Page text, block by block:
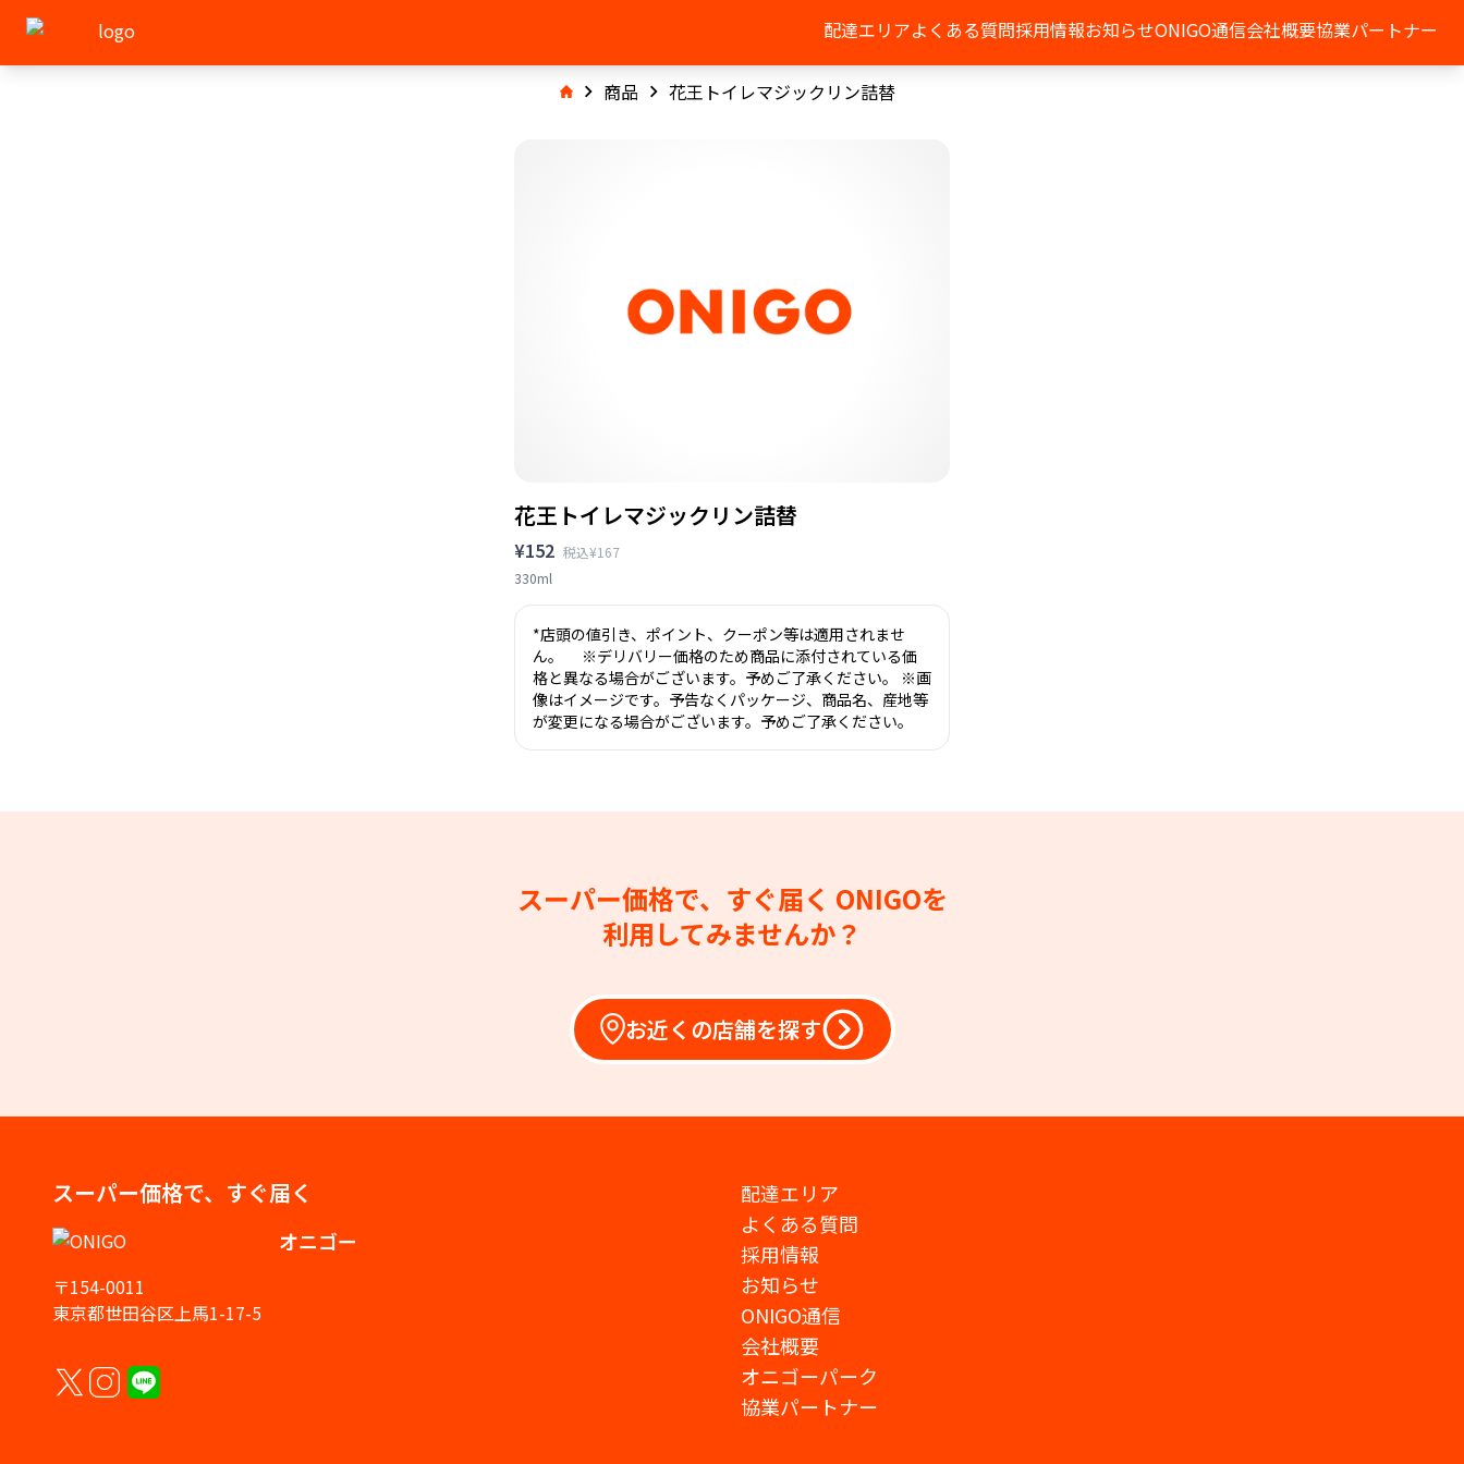
配達エリアよくある質問採用情報お知らせONIGO通信会社概要協業パートナー
商品 花王トイレマジックリン詰替
花王トイレマジックリン詰替
¥152 税込¥167
330ml
*店頭の値引き、ポイント、クーポン等は適用されませ
ん。 ※デリバリー価格のため商品に添付されている価
格と異なる場合がございます。予めご了承ください。 ※画
像はイメージです。予告なくパッケージ、商品名、産地等
が変更になる場合がございます。予めご了承ください。
スーパー価格で、すぐ届く ONIGOを
利用してみませんか？
お近くの店舗を探す
スーパー価格で、すぐ届く
オニゴー
〒154-0011
東京都世田谷区上馬1-17-5
配達エリア
よくある質問
採用情報
お知らせ
ONIGO通信
会社概要
オニゴーパーク
協業パートナー